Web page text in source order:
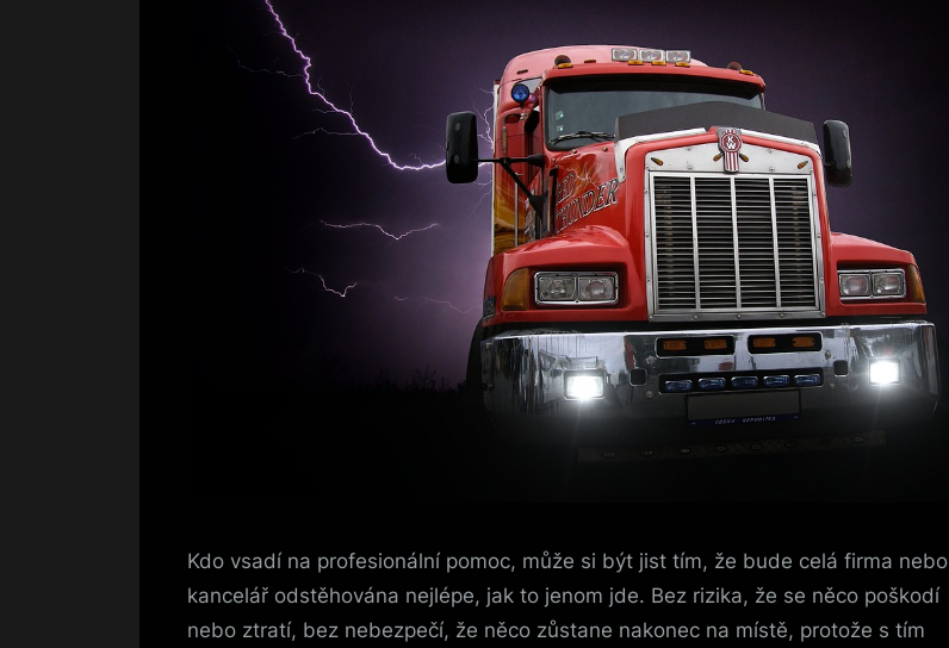
Kdo vsadí na profesionální pomoc, může si být jist tím, že bude celá firma nebo
kancelář odstěhována nejlépe, jak to jenom jde. Bez rizika, že se něco poškodí
nebo ztratí, bez nebezpečí, že něco zůstane nakonec na místě, protože s tím